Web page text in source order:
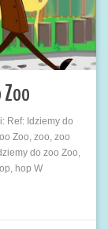
Ref: Idziemy do
Zoo, zoo, zoo
do zoo Zoo,
hop W